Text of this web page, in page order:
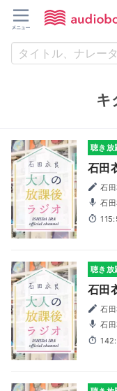
キ
聴き放
石田
石
石
聴き放
石田
石
石